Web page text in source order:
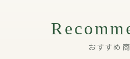
おすすめ